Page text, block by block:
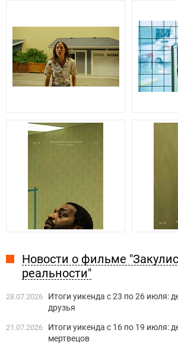
Новости о фильме
реальности"
28.07.2026
Итоги уикенда с 23 по 26 июля:
друзья
21.07.2026
Итоги уикенда с 16 по 19 июля:
мертвецов